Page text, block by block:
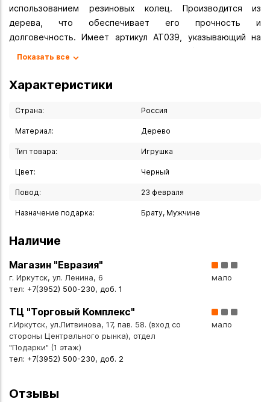
использованием резиновых колец. Производится из
дерева, что обеспечивает его прочность и
долговечность. Имеет артикул АТ039, указывающий на
российское происхождение. Может быть отличным
оружием и военными играми.
также сделать заказ в интернет-магазине с доставкой
курьером по Иркутску или транспортной компанией по
Показать все
Характеристики
Страна: Россия
Материал: Дерево
Тип товара: Игрушка
Цвет: Черный
Повод: 23 февраля
Назначение подарка: Брату, Мужчине
Наличие
Магазин "Евразия"
г. Иркутск, ул. Ленина, 6
тел: +7(3952) 500-230, доб. 1
мало
ТЦ "Торговый Комплекс"
г.Иркутск, ул.Литвинова, 17, пав. 58. (вход со
стороны Центрального рынка), отдел
"Подарки" (1 этаж)
тел: +7(3952) 500-230, доб. 2
мало
Отзывы